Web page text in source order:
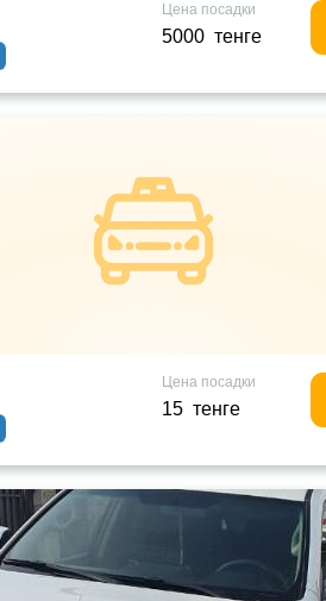
Цена посадки
5000 тенге
Цена посадки
15 тенге